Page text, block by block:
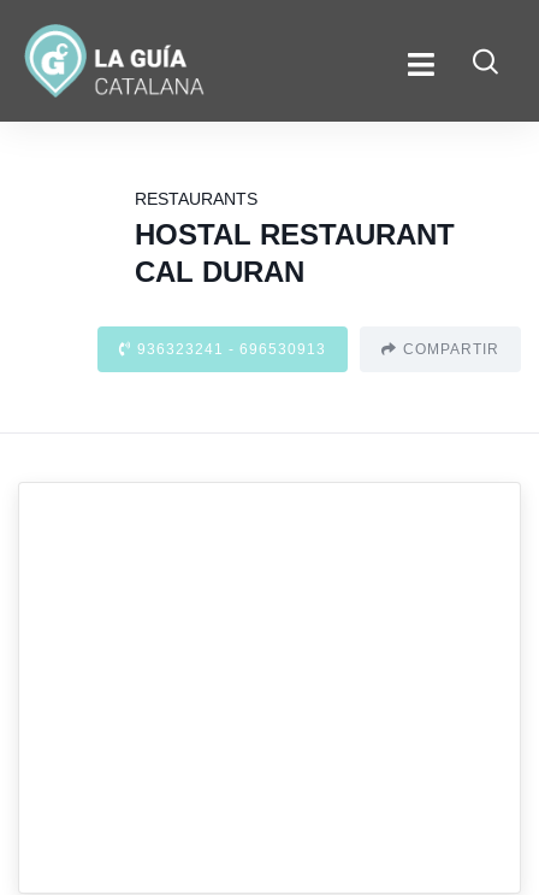
RESTAURANTS
HOSTAL RESTAURANT
CAL DURAN
936323241 - 696530913 COMPARTIR